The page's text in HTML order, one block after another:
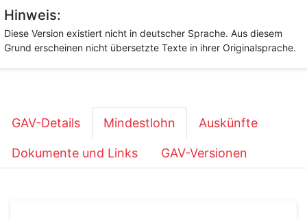
Hinweis:
Diese Version existiert nicht in deutscher Sprache. Aus diesem
Grund erscheinen nicht übersetzte Texte in ihrer Originalsprache.
GAV-Details Mindestlohn Auskünfte
Dokumente und Links GAV-Versionen